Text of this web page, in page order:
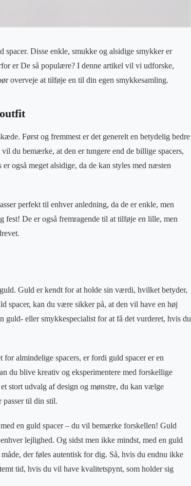
spacer. Disse enkle, smukke og alsidige smykker er
er De så populære? I denne artikel vil vi udforske,
overveje at tilføje en til din egen smykkesamling.
Først og fremmest er det generelt en betydelig bedre
du bemærke, at den er tungere end de billige spacers,
også meget alsidige, da de kan styles med næsten
perfekt til enhver anledning, da de er enkle, men
fest! De er også fremragende til at tilføje en lille, men
Guld er kendt for at holde sin værdi, hvilket betyder,
spacer, kan du være sikker på, at den vil have en høj
eller smykkespecialist for at få det vurderet, hvis du
almindelige spacers, er fordi guld spacer er en
du blive kreativ og eksperimentere med forskellige
stort udvalg af design og mønstre, du kan vælge
passer til din stil.
en guld spacer – du vil bemærke forskellen! Guld
lejlighed. Og sidst men ikke mindst, med en guld
der føles autentisk for dig. Så, hvis du endnu ikke
tid, hvis du vil have kvalitetspynt, som holder sig